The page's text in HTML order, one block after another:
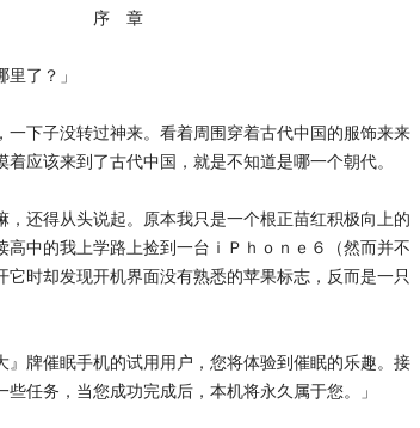
章
了？」
下子没转过神来。看着周围穿着古代中国的服饰来来
应该来到了古代中国，就是不知道是哪一个朝代。
还得从头说起。原本我只是一个根正苗红积极向上的
高中的我上学路上捡到一台ｉＰｈｏｎｅ６（然而并不
它时却发现开机界面没有熟悉的苹果标志，反而是一只
牌催眠手机的试用用户，您将体验到催眠的乐趣。接
任务，当您成功完成后，本机将永久属于您。」